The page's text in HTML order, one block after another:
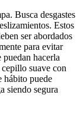
Busca desgastes
Estos
ser abordados
para evitar
puedan hacerla
suave con
hábito puede
siendo segura